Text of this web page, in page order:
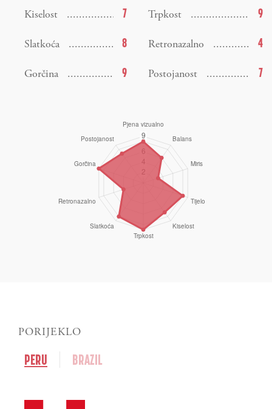
Kiselost 7 Trpkost 9
Slatkoća 8 Retronazalno 4
Gorčina 9 Postojanost 7
PORIJEKLO
PERU BRAZIL